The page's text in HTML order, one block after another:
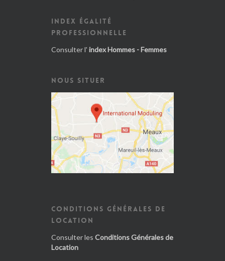
INDEX ÉGALITÉ
PROFESSIONNELLE
Consulter l' index Hommes - Femmes
NOUS SITUER
CONDITIONS GÉNÉRALES DE
LOCATION
Consulter les Conditions Générales de
Location